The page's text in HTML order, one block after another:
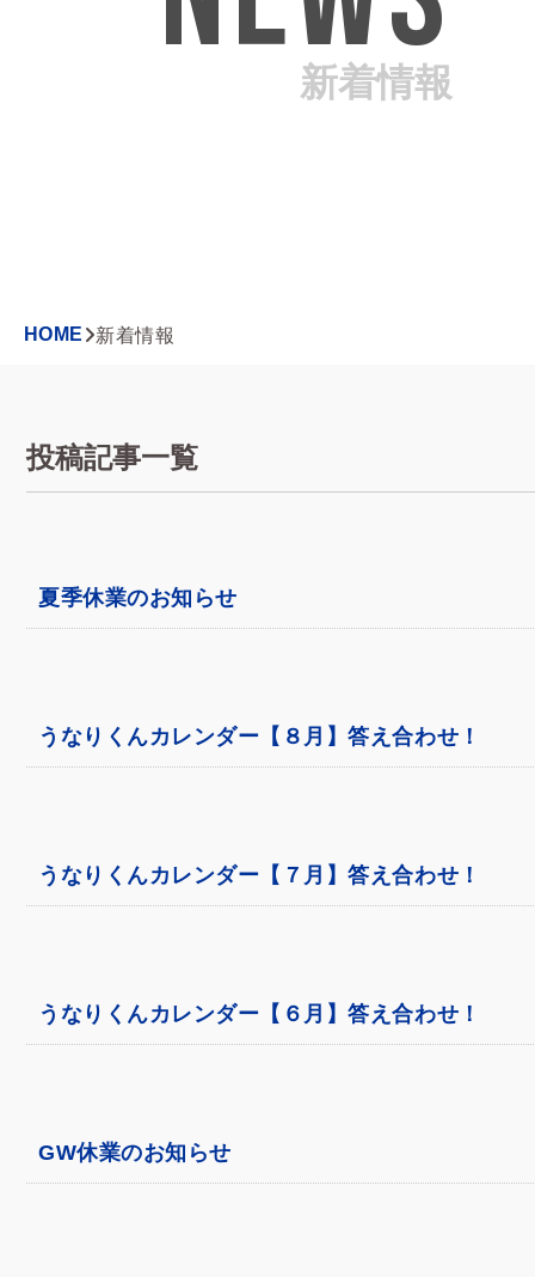
新着情報
HOME 新着情報
投稿記事一覧
夏季休業のお知らせ
うなりくんカレンダー【８月】答え合わせ！
うなりくんカレンダー【７月】答え合わせ！
うなりくんカレンダー【６月】答え合わせ！
GW休業のお知らせ